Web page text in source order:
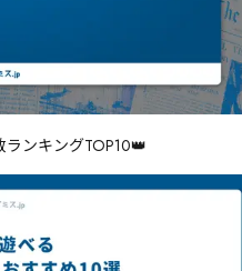
ランキングTOP10👑